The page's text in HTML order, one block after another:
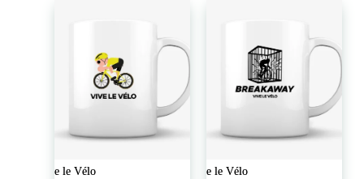
Vive le Vélo Vive le Vélo